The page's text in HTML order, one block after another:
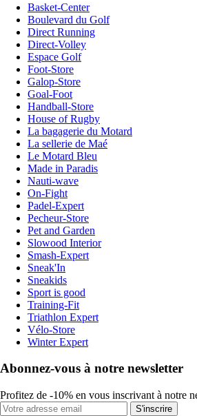
Basket-Center
Boulevard du Golf
Direct Running
Direct-Volley
Espace Golf
Foot-Store
Galop-Store
Goal-Foot
Handball-Store
House of Rugby
La bagagerie du Motard
La sellerie de Maé
Le Motard Bleu
Made in Paradis
Nauti-wave
On-Fight
Padel-Expert
Pecheur-Store
Pet and Garden
Slowood Interior
Smash-Expert
Sneak'In
Sneakids
Sport is good
Training-Fit
Triathlon Expert
Vélo-Store
Winter Expert
Abonnez-vous à notre newsletter
Profitez de -10% en vous inscrivant à notre
S'inscrire